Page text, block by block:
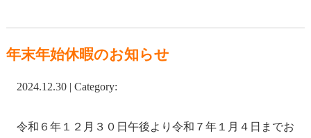
年末年始休暇のお知らせ
2024.12.30 | Category:
令和６年１２月３０日午後より令和７年１月４日までお